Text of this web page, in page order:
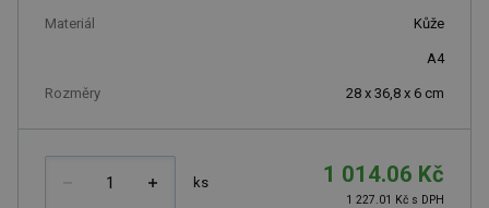
Materiál Kůže
A4
Rozměry 28 x 36,8 x 6 cm
ks 1 014.06 Kč
1 227.01 Kč s DPH